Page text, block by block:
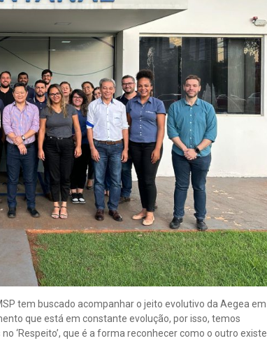
tem buscado acompanhar o jeito evolutivo da Aegea em
que está em constante evolução, por isso, temos
‘Respeito’, que é a forma reconhecer como o outro existe